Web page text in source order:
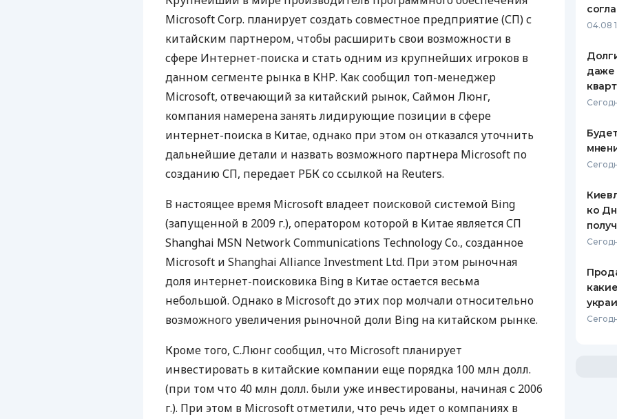
ЕЖЕМЕСЯЧНЫЙ ОБЗОР
КЕШБЭКА
ПУТЕВОДИТЕЛИ ПО
БАНКОВСКИМ КАРТАМ
ВСЕ
Microsoft Corp. планирует создать совместное предприятие (СП) с
китайским партнером, чтобы расширить свои возможности в
сфере Интернет-поиска и стать одним из крупнейших игроков в
данном сегменте рынка в КНР. Как сообщил топ-менеджер
Microsoft, отвечающий за китайский рынок, Саймон Люнг,
компания намерена занять лидирующие позиции в сфере
интернет-поиска в Китае, однако при этом он отказался уточнить
дальнейшие детали и назвать возможного партнера Microsoft по
созданию СП, передает РБК со ссылкой на Reuters.
В настоящее время Microsoft владеет поисковой системой Bing
(запущенной в 2009 г.), оператором которой в Китае является СП
Shanghai MSN Network Communications Technology Co., созданное
Microsoft и Shanghai Alliance Investment Ltd. При этом рыночная
доля интернет-поисковика Bing в Китае остается весьма
небольшой. Однако в Microsoft до этих пор молчали относительно
возможного увеличения рыночной доли Bing на китайском рынке.
Кроме того, С.Люнг сообщил, что Microsoft планирует
инвестировать в китайские компании еще порядка 100 млн долл.
(при том что 40 млн долл. были уже инвестированы, начиная с 2006
г.). При этом в Microsoft отметили, что речь идет о компаниях в
04.08
даже
ко